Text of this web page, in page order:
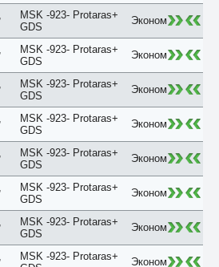
View
Beach
View
Budget
Chalet
View
Classic
Connection
Courtyard
View
Diamond Club
MSK -923- Protaras+
GDS
Эконом
MSK -923- Protaras+
GDS
Эконом
MSK -923- Protaras+
GDS
Эконом
MSK -923- Protaras+
GDS
Эконом
MSK -923- Protaras+
GDS
Эконом
MSK -923- Protaras+
GDS
Эконом
MSK -923- Protaras+
GDS
Эконом
MSK -923- Protaras+
Эконом